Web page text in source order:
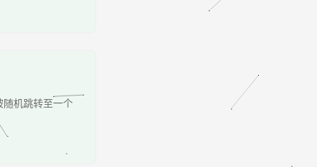
随机跳转至一个